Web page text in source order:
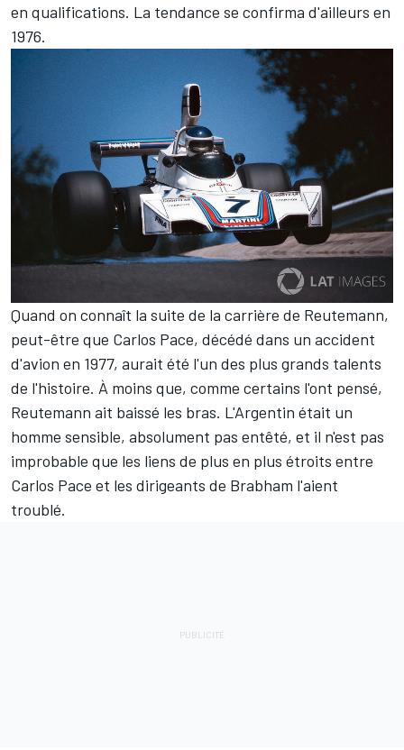
en qualifications. La tendance se confirma d'ailleurs en
1976.
Quand on connaît la suite de la carrière de Reutemann,
peut-être que Carlos Pace, décédé dans un accident
d'avion en 1977, aurait été l'un des plus grands talents
de l'histoire. À moins que, comme certains l'ont pensé,
Reutemann ait baissé les bras. L'Argentin était un
homme sensible, absolument pas entêté, et il n'est pas
improbable que les liens de plus en plus étroits entre
Carlos Pace et les dirigeants de Brabham l'aient
troublé.